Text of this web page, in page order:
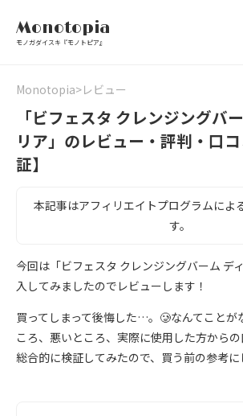
Monotopia
モノガダイスキ『モノトピア』
Monotopia レビュー
「ビフェスタ クレンジングバ
リア」のレビュー・評判・口
証】
本記事はアフィリエイトプログラムによ
す。
今回は「ビフェスタ クレンジングバーム デ
入してみましたのでレビューします！
買ってしまって後悔した…。🥲なんてことが
ころ、悪いところ、実際に使用した方から
総合的に検証してみたので、買う前の参考に